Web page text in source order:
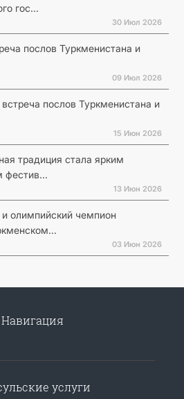
гос...
30 Июл 2026
послов Туркменистана и
09 Июл 2026
послов Туркменистана и
15 Июн 2026
традиция стала ярким
фестив...
13 Июн 2026
олимпийский чемпион
03 Июн 2026
Навигация
услуги